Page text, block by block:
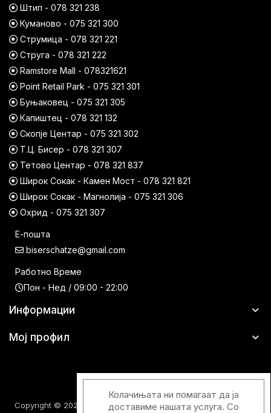
Штип - 078 321 238
Куманово - 075 321 300
Струмица - 078 321 221
Струга - 078 321 222
Ramstore Mall - 078321621
Point Retail Park - 075 321 301
Буњаковец - 075 321 305
Капиштец - 078 321 132
Скопје Центар - 075 321 302
Т.Ц. Бисер - 078 321 307
Тетово Центар - 078 321 837
Широк Сокак - Камен Мост - 078 321 821
Широк Сокак - Магнолија - 075 321 306
Охрид - 075 321 307
Е-пошта
biserschatze@gmail.com
Работно Време
Пон - Нед / 09:00 - 22:00
Информации
Мој профил
Copyright © 2026 Шатци Парфимерии. Сите права задржани.
Колачињата ни помагаат да ја
доставиме нашата услуга. Со